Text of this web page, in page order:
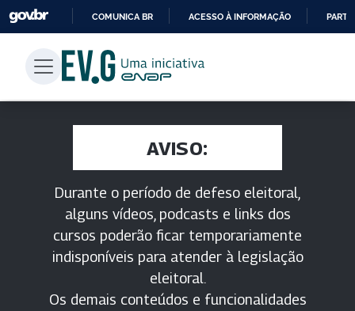
PARA
CONTEÚDO
COMUNICA BR ACESSO À INFORMAÇÃO
AVISO:
Durante o período de defeso eleitoral,
alguns vídeos, podcasts e links dos
cursos poderão ficar temporariamente
indisponíveis para atender à legislação
eleitoral.
Os demais conteúdos e funcionalidades